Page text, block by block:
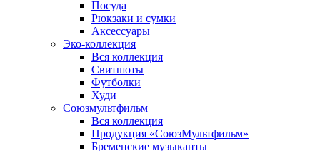
Посуда
Рюкзаки и сумки
Аксессуары
Эко-коллекция
Вся коллекция
Свитшоты
Футболки
Худи
Союзмультфильм
Вся коллекция
Продукция «СоюзМультфильм»
Бременские музыканты